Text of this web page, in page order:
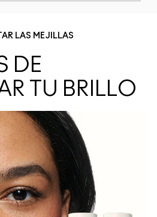
LAS MEJILLAS
DE
TU BRILLO